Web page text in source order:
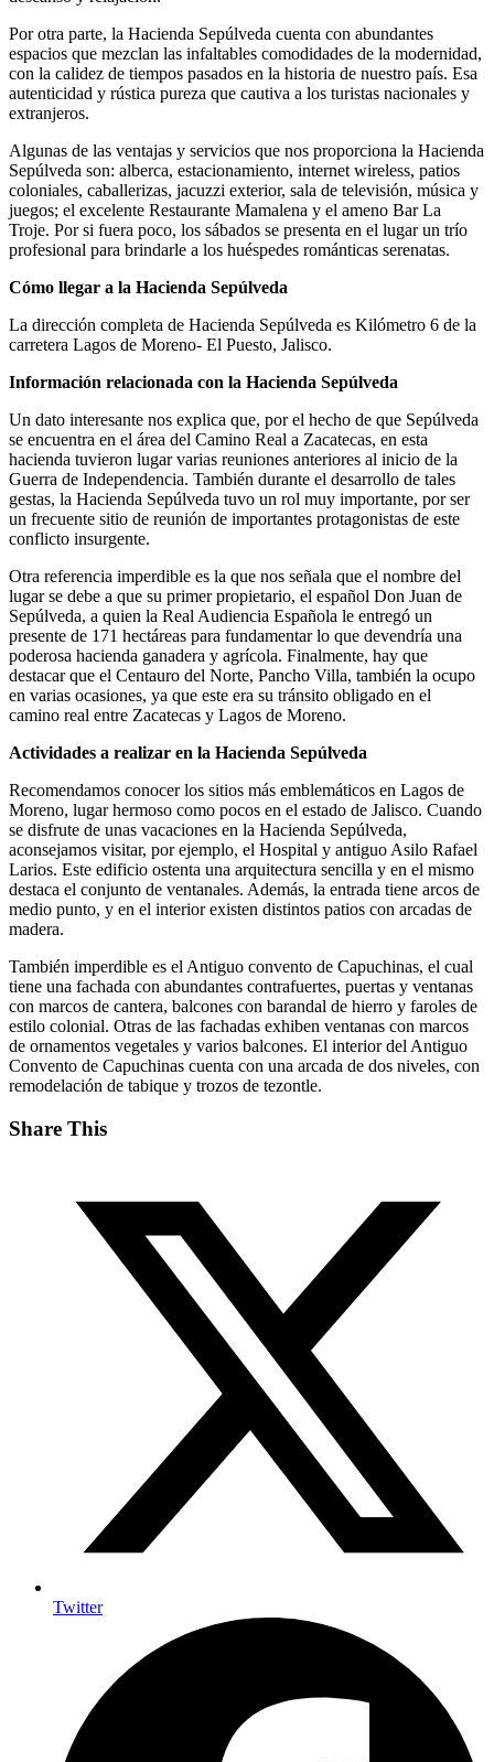
Por otra parte, la Hacienda Sepúlveda cuenta con abundantes
espacios que mezclan las infaltables comodidades de la modernidad,
con la calidez de tiempos pasados en la historia de nuestro país. Esa
autenticidad y rústica pureza que cautiva a los turistas nacionales y
extranjeros.
Algunas de las ventajas y servicios que nos proporciona la Hacienda
Sepúlveda son: alberca, estacionamiento, internet wireless, patios
coloniales, caballerizas, jacuzzi exterior, sala de televisión, música y
juegos; el excelente Restaurante Mamalena y el ameno Bar La
Troje. Por si fuera poco, los sábados se presenta en el lugar un trío
profesional para brindarle a los huéspedes románticas serenatas.
Cómo llegar a la Hacienda Sepúlveda
La dirección completa de Hacienda Sepúlveda es Kilómetro 6 de la
carretera Lagos de Moreno- El Puesto, Jalisco.
Información relacionada con la Hacienda Sepúlveda
Un dato interesante nos explica que, por el hecho de que Sepúlveda
se encuentra en el área del Camino Real a Zacatecas, en esta
hacienda tuvieron lugar varias reuniones anteriores al inicio de la
Guerra de Independencia. También durante el desarrollo de tales
gestas, la Hacienda Sepúlveda tuvo un rol muy importante, por ser
un frecuente sitio de reunión de importantes protagonistas de este
conflicto insurgente.
Otra referencia imperdible es la que nos señala que el nombre del
lugar se debe a que su primer propietario, el español Don Juan de
Sepúlveda, a quien la Real Audiencia Española le entregó un
presente de 171 hectáreas para fundamentar lo que devendría una
poderosa hacienda ganadera y agrícola. Finalmente, hay que
destacar que el Centauro del Norte, Pancho Villa, también la ocupo
en varias ocasiones, ya que este era su tránsito obligado en el
camino real entre Zacatecas y Lagos de Moreno.
Actividades a realizar en la Hacienda Sepúlveda
Recomendamos conocer los sitios más emblemáticos en Lagos de
Moreno, lugar hermoso como pocos en el estado de Jalisco. Cuando
se disfrute de unas vacaciones en la Hacienda Sepúlveda,
aconsejamos visitar, por ejemplo, el Hospital y antiguo Asilo Rafael
Larios. Este edificio ostenta una arquitectura sencilla y en el mismo
destaca el conjunto de ventanales. Además, la entrada tiene arcos de
medio punto, y en el interior existen distintos patios con arcadas de
madera.
También imperdible es el Antiguo convento de Capuchinas, el cual
tiene una fachada con abundantes contrafuertes, puertas y ventanas
con marcos de cantera, balcones con barandal de hierro y faroles de
estilo colonial. Otras de las fachadas exhiben ventanas con marcos
de ornamentos vegetales y varios balcones. El interior del Antiguo
Convento de Capuchinas cuenta con una arcada de dos niveles, con
remodelación de tabique y trozos de tezontle.
Share This
Twitter